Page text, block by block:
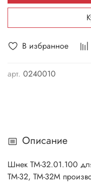
В избранное
арт. 0240010
Описание
Шнек ТМ-32.01.100
ТМ-32, ТМ-32М